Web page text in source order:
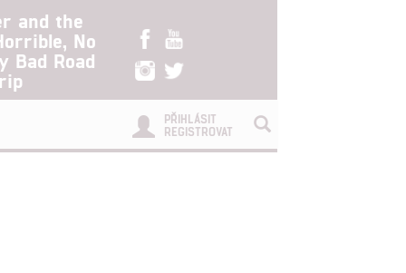
and the
No
Bad Road
PŘIHLÁSIT
REGISTROVAT